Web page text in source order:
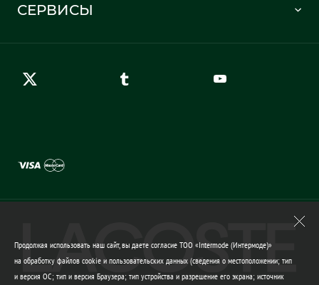
Правила возврата
Карта сайта
СЕРВИСЫ
Продолжая использовать наш сайт, вы даете согласие ТОО «Intermode (Интермоде)»
на обработку файлов cookie и пользовательских данных (сведения о местоположении; тип
и версия ОС; тип и версия Браузера; тип устройства и разрешение его экрана; источник